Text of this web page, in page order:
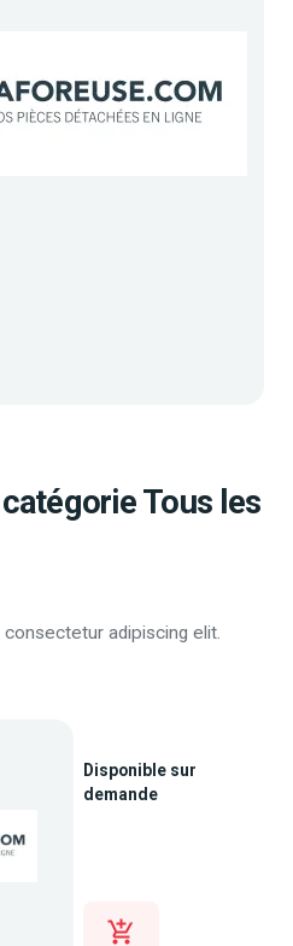
Tous les
adipiscing elit.
Disponible sur
demande